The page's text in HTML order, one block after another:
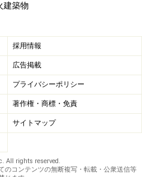
建築物
採用情報
広告掲載
プライバシーポリシー
著作権・商標・免責
サイトマップ
All rights reserved.
のコンテンツの無断複写・転載・公衆送信等